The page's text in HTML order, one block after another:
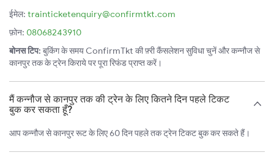
ईमेल: trainticketenquiry@confirmtkt.com
फ़ोन: 08068243910
बोनस टिप: बुकिंग के समय ConfirmTkt की फ़्री कैंसलेशन सुविधा चुनें और कन्नौज से
कानपुर तक के ट्रेन किराये पर पूरा रिफंड प्राप्त करें।
मैं कन्नौज से कानपुर तक की ट्रेन के लिए कितने दिन पहले टिकट
बुक कर सकता हूँ?
आप कन्नौज से कानपुर रूट के लिए 60 दिन पहले तक ट्रेन टिकट बुक कर सकते हैं।